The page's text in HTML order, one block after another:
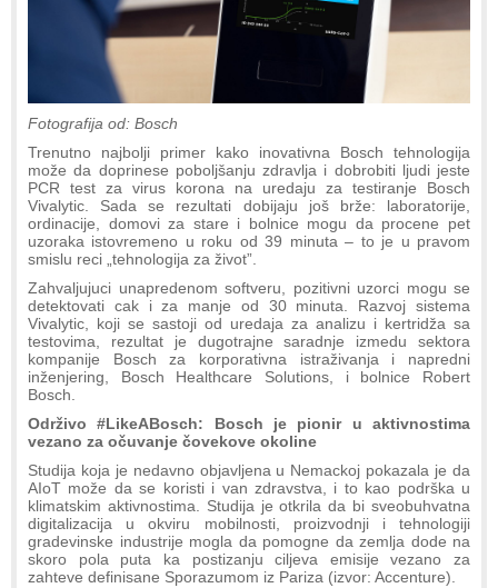
Fotografija od: Bosch
Trenutno najbolji primer kako inovativna Bosch tehnologija
može da doprinese poboljšanju zdravlja i dobrobiti ljudi jeste
PCR test za virus korona na uredaju za testiranje Bosch
Vivalytic. Sada se rezultati dobijaju još brže: laboratorije,
ordinacije, domovi za stare i bolnice mogu da procene pet
uzoraka istovremeno u roku od 39 minuta – to je u pravom
smislu reci „tehnologija za život”.
Zahvaljujuci unapredenom softveru, pozitivni uzorci mogu se
detektovati cak i za manje od 30 minuta. Razvoj sistema
Vivalytic, koji se sastoji od uredaja za analizu i kertridža sa
testovima, rezultat je dugotrajne saradnje izmedu sektora
kompanije Bosch za korporativna istraživanja i napredni
inženjering, Bosch Healthcare Solutions, i bolnice Robert
Bosch.
Održivo #LikeABosch: Bosch je pionir u aktivnostima
vezano za očuvanje čovekove okoline
Studija koja je nedavno objavljena u Nemackoj pokazala je da
AIoT može da se koristi i van zdravstva, i to kao podrška u
klimatskim aktivnostima. Studija je otkrila da bi sveobuhvatna
digitalizacija u okviru mobilnosti, proizvodnji i tehnologiji
gradevinske industrije mogla da pomogne da zemlja dode na
skoro pola puta ka postizanju ciljeva emisije vezano za
zahteve definisane Sporazumom iz Pariza (izvor: Accenture).